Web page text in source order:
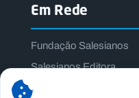
Em Rede
Fundação Salesianos
Salesianos Editora
Família Salesiana